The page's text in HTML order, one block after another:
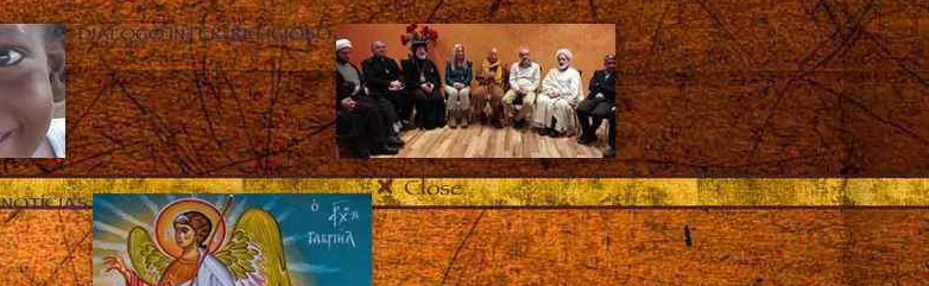
DIÁLOGO INTER-RELIGIOSO
NOTÍCIAS Close